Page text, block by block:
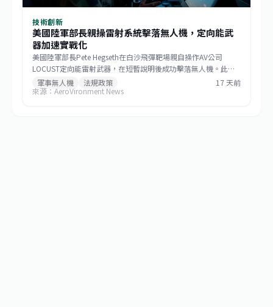
技術創新
美國陸軍部長親操雷射系統擊落無人機，定向能武
器加速實戰化
美國陸軍部長Pete Hegseth在白沙飛彈靶場親自操作AV公司
LOCUST定向能雷射武器，在短暫說明後成功擊落無人機。此舉
不僅展示技術能力，更象徵定向能武器從神秘的實驗室技術轉變
為可被領導人與操作人員直觀理解的實用防空工具。與需要複雜
軍事無人機 法規政策
17 天前
來源：AeroVironment News